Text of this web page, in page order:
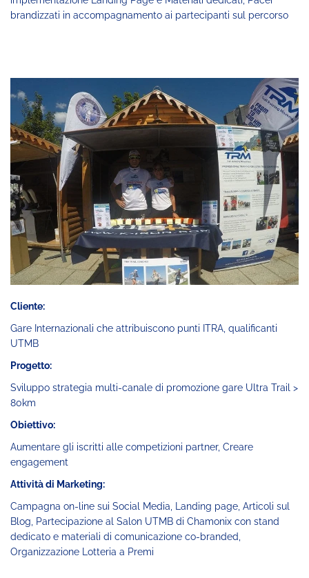
brandizzati in accompagnamento ai partecipanti sul percorso
Cliente:
Gare Internazionali che attribuiscono punti ITRA, qualificanti
UTMB
Progetto:
Sviluppo strategia multi-canale di promozione gare Ultra Trail >
80km
Obiettivo:
Aumentare gli iscritti alle competizioni partner, Creare
engagement
Attività di Marketing:
Campagna on-line sui Social Media, Landing page, Articoli sul
Blog, Partecipazione al Salon UTMB di Chamonix con stand
dedicato e materiali di comunicazione co-branded,
Organizzazione Lotteria a Premi